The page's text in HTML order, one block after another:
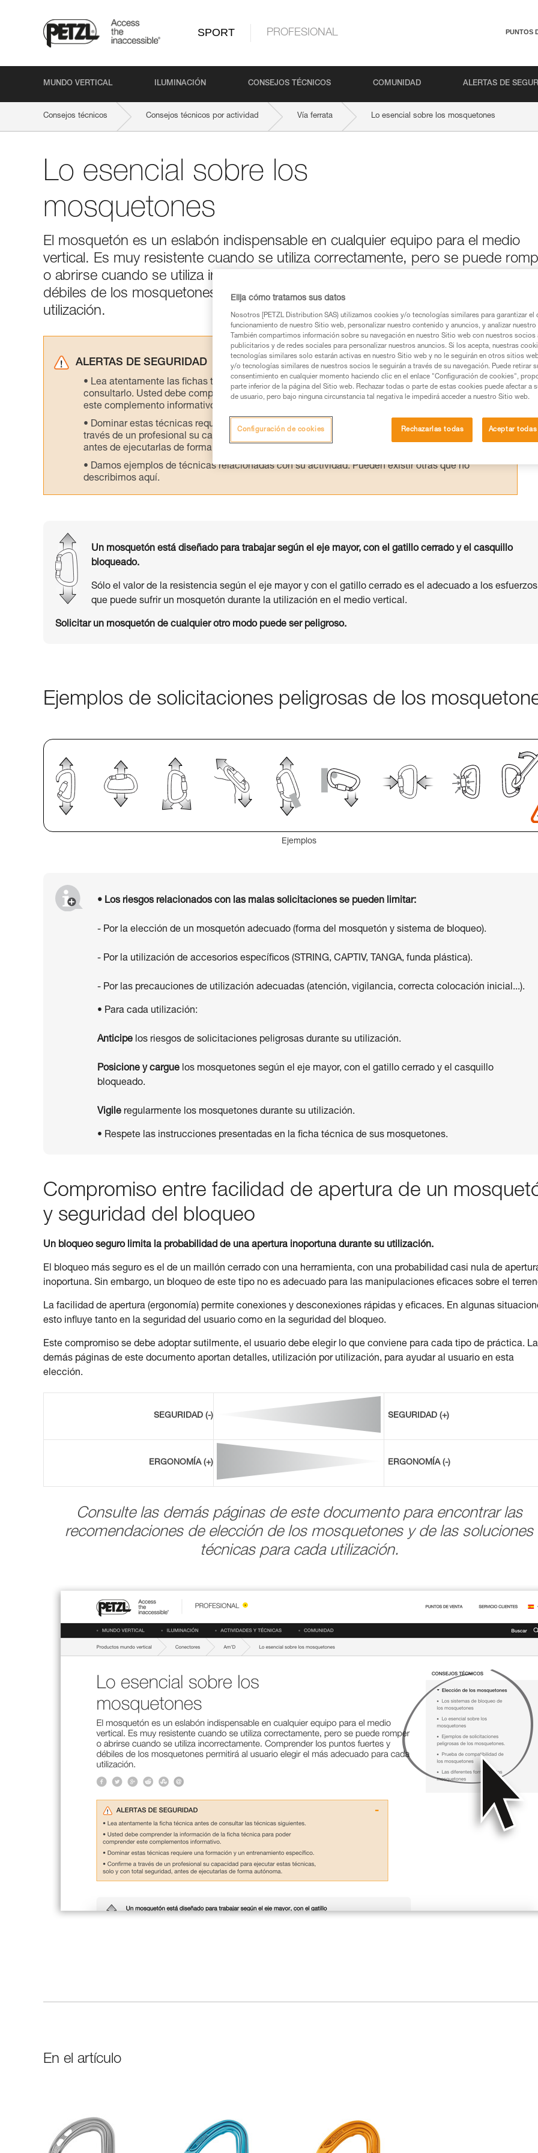
SPORT PROFESIONAL PUNTOS
MUNDO VERTICAL ILUMINACIÓN CONSEJOS TÉCNICOS COMUNIDAD ALERTAS DE
Consejos técnicos Consejos técnicos por actividad Vía ferrata Lo esencial sobre los mosquetones
Lo esencial sobre los
mosquetones
El mosquetón es un eslabón indispensable en cualquier equipo para el medio
vertical. Es muy resistente cuando se utiliza correctamente, pero se puede
o abrirse cuando se utiliza incorrectamente. Comprender los puntos fuertes y
débiles de los mosquetones permitirá al usuario elegir el más adecuado para
utilización.
ALERTAS DE SEGURIDAD
Lea atentamente las fichas técnicas de los productos utilizados en este consejo antes de
consultarlo. Usted debe comprender la información de la ficha técnica para poder comprender
este complemento informativo.
Dominar estas técnicas requiere una formación y un entrenamiento específico. Confirme a
través de un profesional su capacidad para ejecutar estas técnicas, solo y con total seguridad,
antes de ejecutarlas de forma autónoma.
Damos ejemplos de técnicas relacionadas con su actividad. Pueden existir otras que no
describimos aquí.
Un mosquetón está diseñado para trabajar según el eje mayor, con el gatillo cerrado y el casquillo
bloqueado.
Sólo el valor de la resistencia según el eje mayor y con el gatillo cerrado es el adecuado a los esfuerzos
que puede sufrir un mosquetón durante la utilización en el medio vertical.
Solicitar un mosquetón de cualquier otro modo puede ser peligroso.
Ejemplos de solicitaciones peligrosas de los
Ejemplos
• Los riesgos relacionados con las malas solicitaciones se pueden limitar:
- Por la elección de un mosquetón adecuado (forma del mosquetón y sistema de bloqueo).
- Por la utilización de accesorios específicos (STRING, CAPTIV, TANGA, funda plástica).
- Por las precauciones de utilización adecuadas (atención, vigilancia, correcta colocación inicial...).
• Para cada utilización:
Anticipe los riesgos de solicitaciones peligrosas durante su utilización.
Posicione y cargue los mosquetones según el eje mayor, con el gatillo cerrado y el casquillo
bloqueado.
Vigile regularmente los mosquetones durante su utilización.
• Respete las instrucciones presentadas en la ficha técnica de sus mosquetones.
Compromiso entre facilidad de apertura de un
y seguridad del bloqueo
Un bloqueo seguro limita la probabilidad de una apertura inoportuna durante su utilización.
El bloqueo más seguro es el de un maillón cerrado con una herramienta, con una probabilidad casi nula de
inoportuna. Sin embargo, un bloqueo de este tipo no es adecuado para las manipulaciones eficaces sobre el
La facilidad de apertura (ergonomía) permite conexiones y desconexiones rápidas y eficaces. En algunas
esto influye tanto en la seguridad del usuario como en la seguridad del bloqueo.
Este compromiso se debe adoptar sutilmente, el usuario debe elegir lo que conviene para cada tipo de práctica.
demás páginas de este documento aportan detalles, utilización por utilización, para ayudar al usuario en esta
elección.
SEGURIDAD (-) SEGURIDAD (+)
ERGONOMÍA (+) ERGONOMÍA (-)
Consulte las demás páginas de este documento para encontrar las
recomendaciones de elección de los mosquetones y de las soluciones
técnicas para cada utilización.
En el artículo
Elija cómo tratamos sus datos
Nosotros [PETZL Distribution SAS) utilizamos cookies y/o tecnologías similares para garantizar el
funcionamiento de nuestro Sitio web, personalizar nuestro contenido y anuncios, y analizar
También compartimos información sobre su navegación en nuestro Sitio web con nuestros socios
publicitarios y de redes sociales para personalizar nuestros anuncios. Si los acepta, nuestras
tecnologías similares solo estarán activas en nuestro Sitio web y no le seguirán en otros sitios
y/o tecnologías similares de nuestros socios le seguirán a través de su navegación. Puede retirar
consentimiento en cualquier momento haciendo clic en el enlace "Configuración de cookies",
parte inferior de la página del Sitio web. Rechazar todas o parte de estas cookies puede afectar a
de usuario, pero bajo ninguna circunstancia tal negativa le impedirá acceder a nuestro Sitio web.
Rechazarlas todas Aceptar
Configuración de cookies